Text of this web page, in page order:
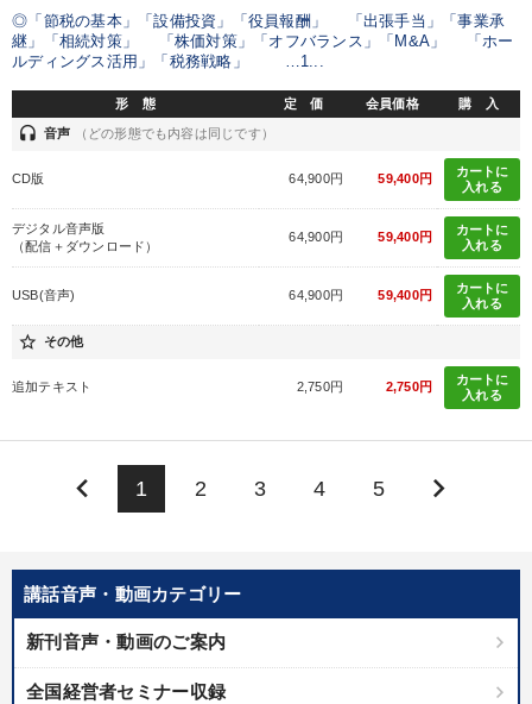
講話音声・動画カテゴリー
新刊音声・動画のご案内
全国経営者セミナー収録
◎「節税の基本」「設備投資」「役員報酬」 「出張手当」「事業承
継」「相続対策」 「株価対策」「オフバランス」「M&A」 「ホー
ルディングス活用」「税務戦略」 …1...
形 態 定 価 会員価格 購 入
headset 音声 （どの形態でも内容は同じです）
CD版 64,900円 59,400円
カートに
入れる
デジタル音声版
（配信＋ダウンロード）
64,900円 59,400円
カートに
入れる
USB(音声) 64,900円 59,400円
カートに
入れる
star_border その他
追加テキスト 2,750円 2,750円
カートに
入れる
keyboard_arrow_left 1 2 3 4 5 keyboard_arrow_right